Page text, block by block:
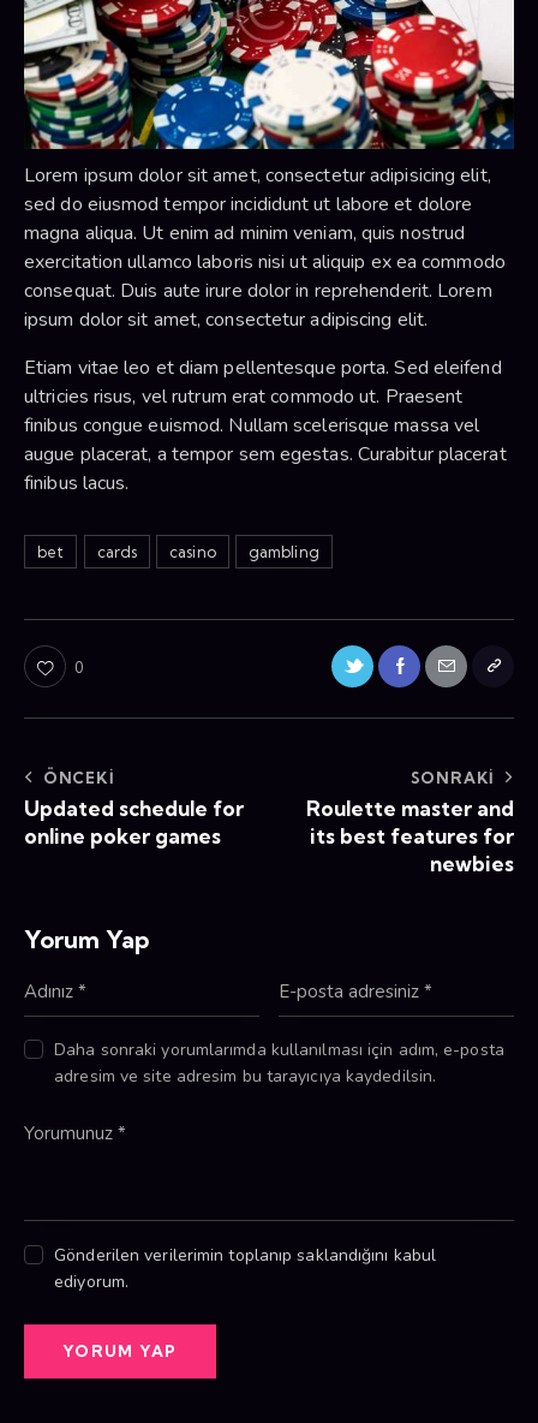
Lorem ipsum dolor sit amet, consectetur adipisicing elit,
sed do eiusmod tempor incididunt ut labore et dolore
magna aliqua. Ut enim ad minim veniam, quis nostrud
exercitation ullamco laboris nisi ut aliquip ex ea commodo
consequat. Duis aute irure dolor in reprehenderit. Lorem
ipsum dolor sit amet, consectetur adipiscing elit.
Etiam vitae leo et diam pellentesque porta. Sed eleifend
ultricies risus, vel rutrum erat commodo ut. Praesent
finibus congue euismod. Nullam scelerisque massa vel
augue placerat, a tempor sem egestas. Curabitur placerat
finibus lacus.
bet cards casino gambling
0
ÖNCEKI
Updated schedule for
online poker games
SONRAKI
Roulette master and
its best features for
newbies
Yorum Yap
Daha sonraki yorumlarımda kullanılması için adım, e-posta
adresim ve site adresim bu tarayıcıya kaydedilsin.
Gönderilen verilerimin toplanıp saklandığını kabul
ediyorum.